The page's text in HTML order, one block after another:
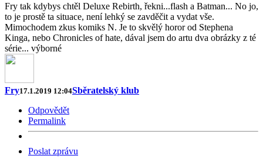
Fry tak kdybys chtěl Deluxe Rebirth, řekni...flash a Batman... No jo,
to je prostě ta situace, není lehký se zavděčit a vydat vše.
Mimochodem zkus komiks N. Je to skvělý horor od Stephena
Kinga, nebo Chronicles of hate, dával jsem do artu dva obrázky z té
série... výborné
Fry17.1.2019 12:04Sběratelský klub
Odpovědět
Permalink
Poslat zprávu